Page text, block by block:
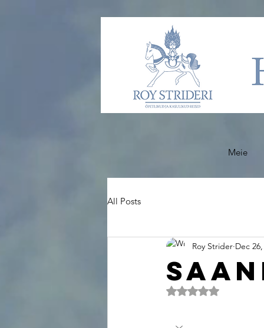
Meie
All Posts
Roy Strider Dec 26,
Rated NaN out of 5